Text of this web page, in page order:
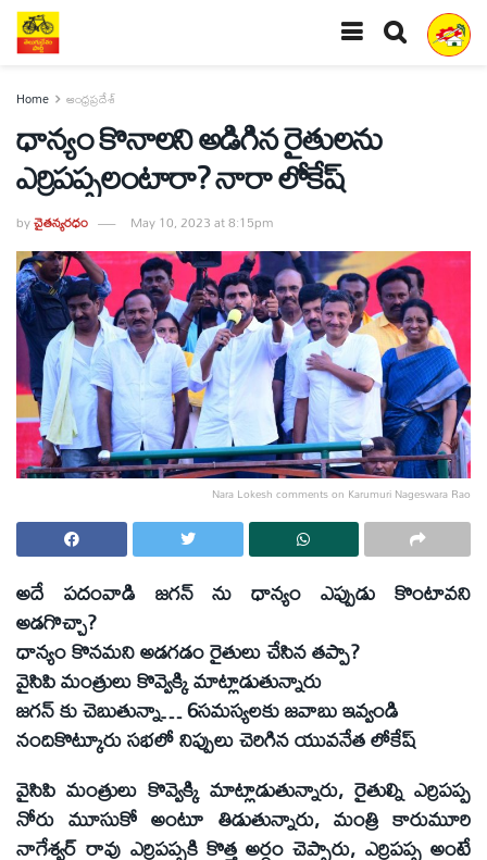
Home ఆంధ్రప్రదేశ్
ధాన్యం కొనాలని అడిగిన రైతులను
ఎర్రిపప్పలంటారా? నారా లోకేష్
byచైతన్యరధం May 10, 2023 at 8:15pm
Nara Lokesh comments on Karumuri Nageswara Rao
అదే పదంవాడి జగన్ ను ధాన్యం ఎప్పుడు కొంటావని
అడగొచ్చా?
ధాన్యం కొనమని అడగడం రైతులు చేసిన తప్పా?
వైసిపి మంత్రులు కొవ్వెక్కి మాట్లాడుతున్నారు
జగన్ కు చెబుతున్నా… 6సమస్యలకు జవాబు ఇవ్వండి
నందికొట్కూరు సభలో నిప్పులు చెరిగిన యువనేత లోకేష్
వైసిపి మంత్రులు కొవ్వెక్కి మాట్లాడుతున్నారు, రైతుల్ని ఎర్రిపప్ప
నోరు మూసుకో అంటూ తిడుతున్నారు, మంత్రి కారుమూరి
నాగేశ్వర్ రావు ఎర్రిపప్పకి కొత్త అర్ధం చెప్పారు, ఎర్రిపప్ప అంటే